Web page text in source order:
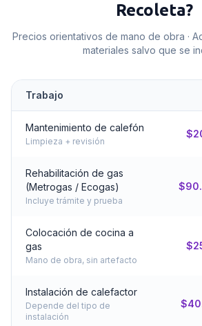
Recoleta?
Precios orientativos de mano de obra ·
materiales salvo que se
Trabajo
Mantenimiento de calefón
Limpieza + revisión
Rehabilitación de gas
(Metrogas / Ecogas)
Incluye trámite y prueba
Colocación de cocina a
gas
Mano de obra, sin artefacto
Instalación de calefactor
Depende del tipo de
instalación